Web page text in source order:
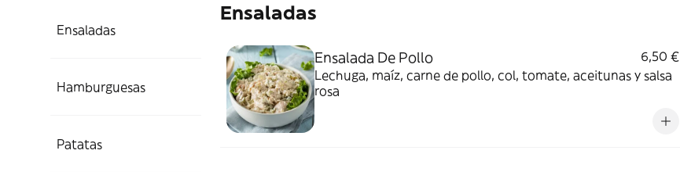
Ensaladas
Hamburguesas
Patatas
Ensaladas
Ensalada De Pollo
6,50 €
Lechuga, maíz, carne de pollo, col, tomate, aceitunas y salsa
rosa